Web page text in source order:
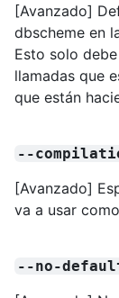
[Avanzado]
dbscheme en
Esto solo
llamadas que
que están
--
[Avanzado]
va a usar
--no-